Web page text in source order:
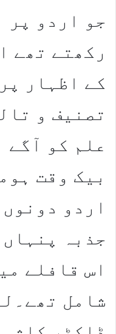
جو اردو پر
رکھتے تھے
کے اظہار
تصنیف و
علم کو آگے
بیک وقت
اردو
جذبہ پنہاں
اس قافلے
شامل